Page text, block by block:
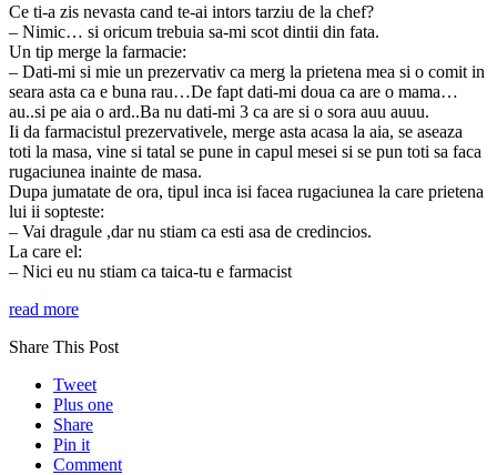
Ce ti-a zis nevasta cand te-ai intors tarziu de la chef?
– Nimic… si oricum trebuia sa-mi scot dintii din fata.
Un tip merge la farmacie:
– Dati-mi si mie un prezervativ ca merg la prietena mea si o comit in
seara asta ca e buna rau…De fapt dati-mi doua ca are o mama…
au..si pe aia o ard..Ba nu dati-mi 3 ca are si o sora auu auuu.
Ii da farmacistul prezervativele, merge asta acasa la aia, se aseaza
toti la masa, vine si tatal se pune in capul mesei si se pun toti sa faca
rugaciunea inainte de masa.
Dupa jumatate de ora, tipul inca isi facea rugaciunea la care prietena
lui ii sopteste:
– Vai dragule ,dar nu stiam ca esti asa de credincios.
La care el:
– Nici eu nu stiam ca taica-tu e farmacist
read more
Share This Post
Tweet
Plus one
Share
Pin it
Comment